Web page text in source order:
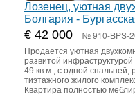
Лозенец, уютная
Болгария -
€ 42 000 № 910-BPS-
Продается уютная
развитой
49 кв.м., с одной
тиэтажного жилого
Квартира полностью